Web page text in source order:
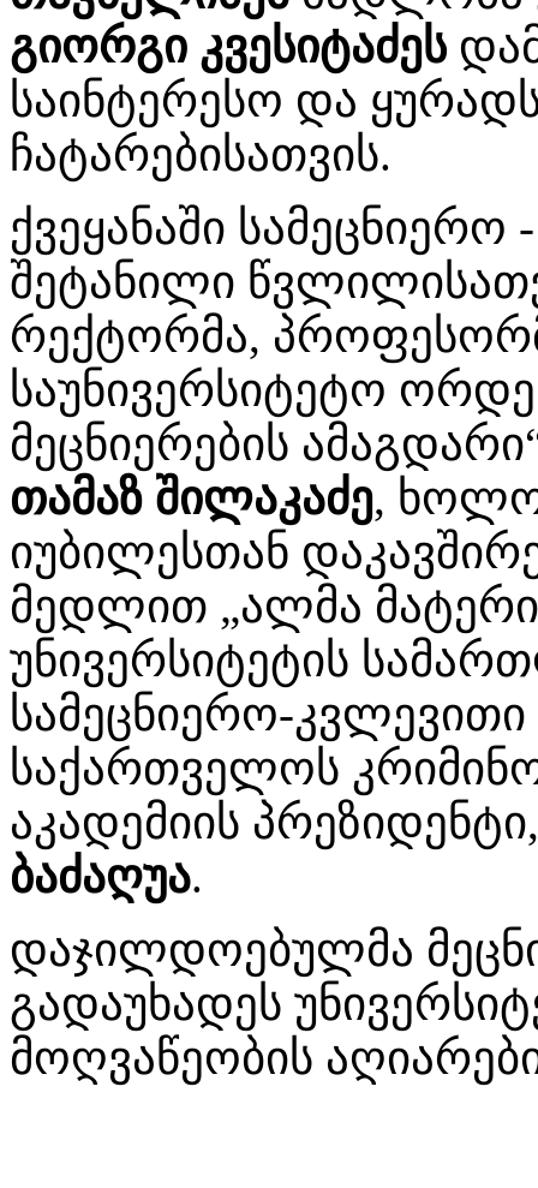
გიორგი კვესიტაძეს
საინტერესო და
ჩატარებისათვის.
ქვეყანაში
შეტანილი
რექტორმა,
საუნივერსიტეტო
მეცნიერების
თამაზ შილაკაძე, ხოლო
იუბილესთან
მედლით „ალმა
უნივერსიტეტის
სამეცნიერო-
საქართველოს
აკადემიის
ბაძაღუა.
დაჯილდოებულმა
გადაუხადეს
მოღვაწეობის